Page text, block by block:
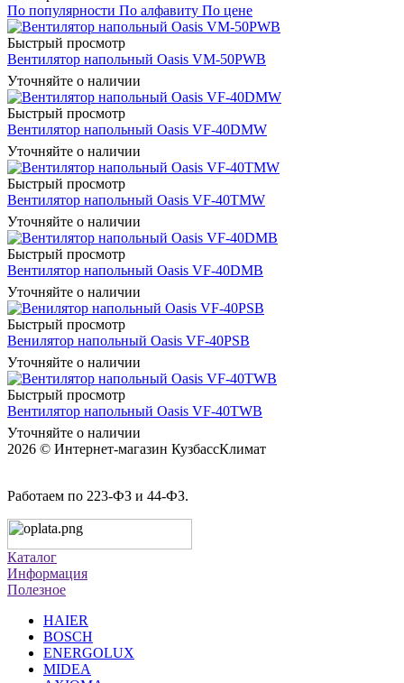
По популярности По алфавиту По цене
Быстрый просмотр
Вентилятор напольный Oasis VM-50PWB
Уточняйте о наличии
Быстрый просмотр
Вентилятор напольный Oasis VF-40DMW
Уточняйте о наличии
Быстрый просмотр
Вентилятор напольный Oasis VF-40TMW
Уточняйте о наличии
Быстрый просмотр
Вентилятор напольный Oasis VF-40DMB
Уточняйте о наличии
Быстрый просмотр
Венилятор напольный Oasis VF-40PSB
Уточняйте о наличии
Быстрый просмотр
Вентилятор напольный Oasis VF-40TWB
Уточняйте о наличии
2026 © Интернет-магазин КузбассКлимат
Работаем по 223-ФЗ и 44-ФЗ.
Каталог
Информация
Полезное
HAIER
BOSCH
ENERGOLUX
MIDEA